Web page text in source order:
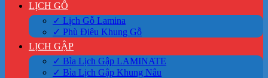
LỊCH GỖ
✓ Lịch Gỗ Lamina
✓ Phù Điêu Khung Gỗ
LỊCH GẬP
✓ Bìa Lịch Gập LAMINATE
✓ Bìa Lịch Gập Khung Nâu